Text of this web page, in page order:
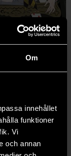
Om
innehållet
funktioner
Vi
och annan